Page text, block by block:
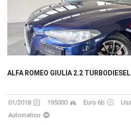
ALFA ROMEO GIULIA 2.2
01/2018 195000 Euro 6b
Automatico